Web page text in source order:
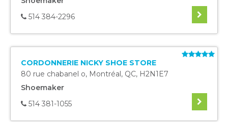
514 384-2296
CORDONNERIE NICKY SHOE STORE
80 rue chabanel o, Montréal, QC, H2N1E7
Shoemaker
514 381-1055